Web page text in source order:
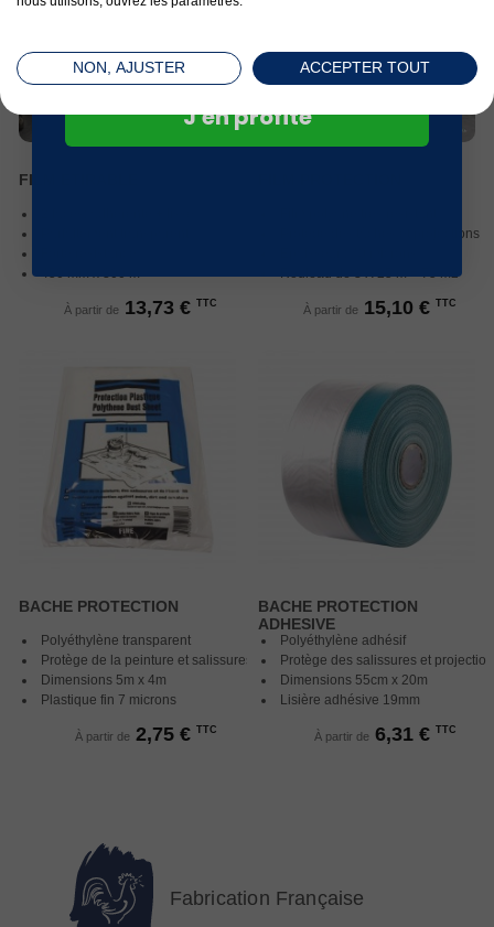
FILM ETIRABLE
450 mm x 300 m
À partir de 13,73 € TTC
Protège des tâches et projections
Rouleau de 3 X 25 m = 75 m2
À partir de 15,10 € TTC
BACHE PROTECTION
Polyéthylène transparent
Protège de la peinture et salissures
Dimensions 5m x 4m
Plastique fin 7 microns
À partir de 2,75 € TTC
BACHE PROTECTION
ADHESIVE
Polyéthylène adhésif
Protège des salissures et
Dimensions 55cm x 20m
Lisière adhésive 19mm
À partir de 6,31 €TTC
Fabrication Française
ACCEPTER TOUT
NON, AJUSTER
J'en profite